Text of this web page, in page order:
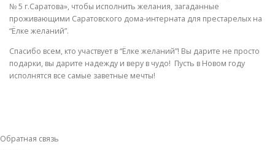
№ 5 г.Саратова», чтобы исполнить желания, загаданные
проживающими Саратовского дома-интерната для престарелых на
“Ёлке желаний”.
Спасибо всем, кто участвует в “Ёлке желаний”! Вы дарите не просто
подарки, вы дарите надежду и веру в чудо! Пусть в Новом году
исполнятся все самые заветные мечты!
Обратная связь